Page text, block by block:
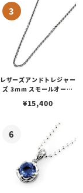
レザーズアンドトレジャー
ズ 3mm スモールオーバ
ブスタークラスプ＆LTロ
¥15,400